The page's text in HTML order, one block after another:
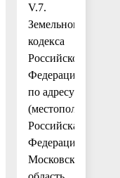
V.7.
Земельного
кодекса
Российской
Федерации
по адресу
(местоположение):
Российская
Федерация,
Московская